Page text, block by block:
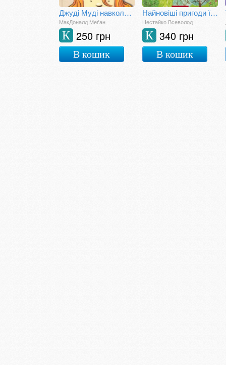
Джуді Муді навколо світу за 8 1/2 днів
МакДоналд Меґан
250 грн
К
В кошик
Найновіші пригоди їжачка Колька Колючки та зайчика
Нестайко Всеволод
340 грн
К
В кошик